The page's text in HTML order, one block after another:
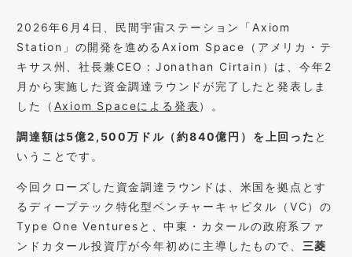
2026年6月4日、民間宇宙ステーション「Axiom
Station」の開発を進めるAxiom Space（アメリカ・テ
キサス州、社長兼CEO：Jonathan Cirtain）は、今年2
月から実施した資金調達ラウンドが完了したと発表しま
した（ Axiom Spaceによる発表 ）。
調達額は5億2,500万ドル（約840億円）を上回った と
いうことです。
今回クローズした資金調達ラウンドは、米国を拠点とす
るディープテック特化型ベンチャーキャピタル（VC）の
Type One Venturesと、中東・カタールの政府系ファ
ンドカタール投資庁が今年初めに主導したもので、 三菱